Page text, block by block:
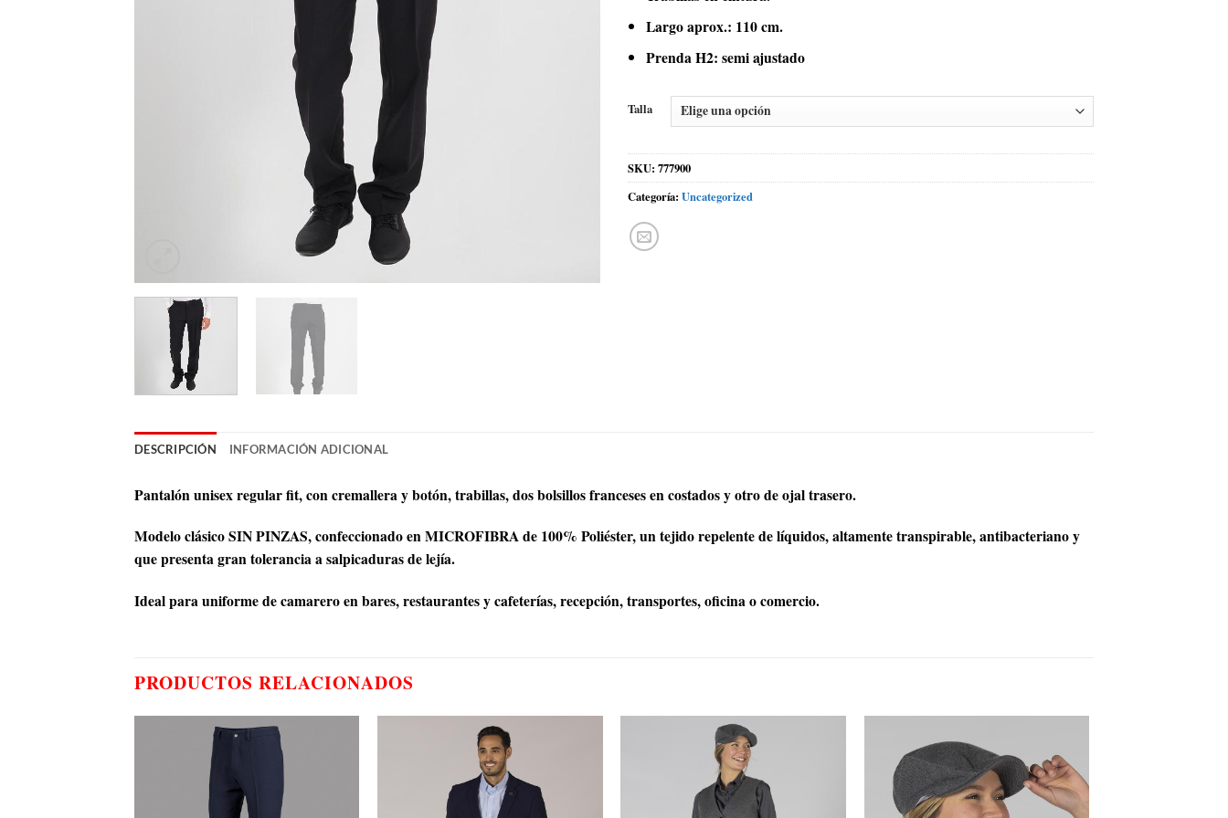
Largo aprox.: 110 cm.
Prenda H2: semi ajustado
Talla
SKU: 777900
Categoría: Uncategorized
DESCRIPCIÓN INFORMACIÓN ADICIONAL
Pantalón unisex regular fit, con cremallera y botón, trabillas, dos bolsillos franceses en costados y otro de ojal trasero.
Modelo clásico SIN PINZAS, confeccionado en MICROFIBRA de 100% Poliéster, un tejido repelente de líquidos, altamente transpirable, antibacteriano y
que presenta gran tolerancia a salpicaduras de lejía.
Ideal para uniforme de camarero en bares, restaurantes y cafeterías, recepción, transportes, oficina o comercio.
PRODUCTOS RELACIONADOS